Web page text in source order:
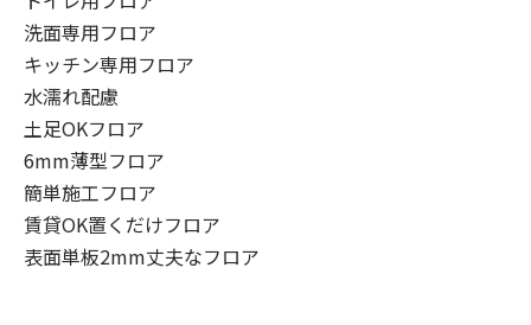
洗面専用フロア
キッチン専用フロア
水濡れ配慮
土足OKフロア
6mm薄型フロア
簡単施工フロア
賃貸OK置くだけフロア
表面単板2mm丈夫なフロア